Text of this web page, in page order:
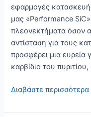
εφαρμογές
μας «Performance
πλεονεκτήματα όσον
αντίσταση για τους
προσφέρει μια ευρεία
καρβίδιο του
Καινοτομία
αντοχής:
Διαβάστε περισσότερα